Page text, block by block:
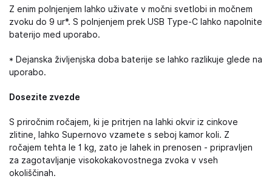
Z enim polnjenjem lahko uživate v močni svetlobi in močnem
zvoku do 9 ur*. S polnjenjem prek USB Type-C lahko napolnite
baterijo med uporabo.
* Dejanska življenjska doba baterije se lahko razlikuje glede na
uporabo.
Dosezite zvezde
S priročnim ročajem, ki je pritrjen na lahki okvir iz cinkove
zlitine, lahko Supernovo vzamete s seboj kamor koli. Z
ročajem tehta le 1 kg, zato je lahek in prenosen - pripravljen
za zagotavljanje visokokakovostnega zvoka v vseh
okoliščinah.